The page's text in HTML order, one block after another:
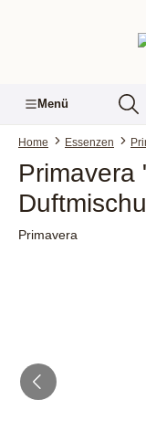
Menü
Home Essenzen
Primavera
Primavera